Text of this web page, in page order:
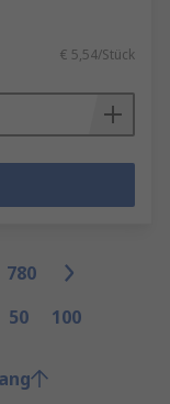
€ 5,54/Stück
780
50 100